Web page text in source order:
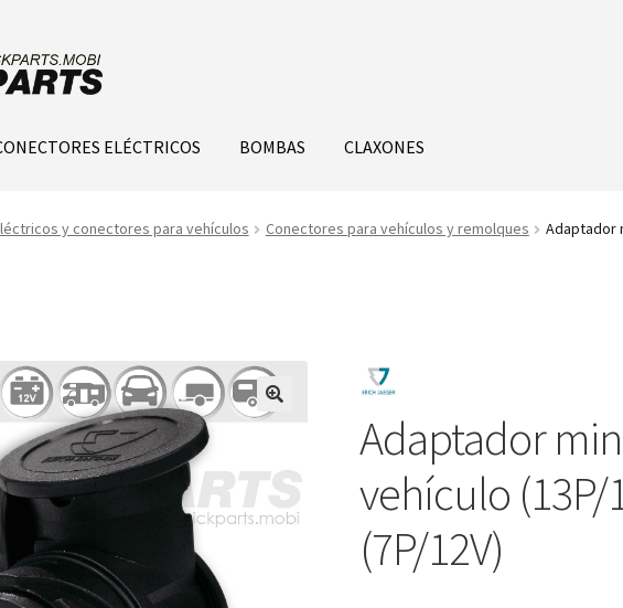
ELÉCTRICOS BOMBAS CLAXONES
y conectores para vehículos Conectores para vehículos y remolques
Adaptador
Adaptador
vehículo
(7P/12V)